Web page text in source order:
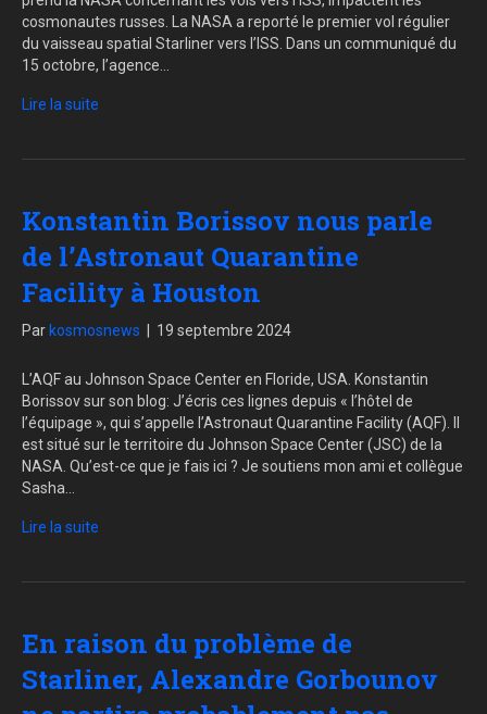
cosmonautes russes. La NASA a reporté le premier vol régulier
du vaisseau spatial Starliner vers l’ISS. Dans un communiqué du
15 octobre, l’agence…
Lire la suite
Konstantin Borissov nous parle
de l’Astronaut Quarantine
Facility à Houston
Par kosmosnews 19 septembre 2024
L’AQF au Johnson Space Center en Floride, USA. Konstantin
Borissov sur son blog: J’écris ces lignes depuis « l’hôtel de
l’équipage », qui s’appelle l’Astronaut Quarantine Facility (AQF). Il
est situé sur le territoire du Johnson Space Center (JSC) de la
NASA. Qu’est-ce que je fais ici ? Je soutiens mon ami et collègue
Sasha…
Lire la suite
En raison du problème de
Starliner, Alexandre Gorbounov